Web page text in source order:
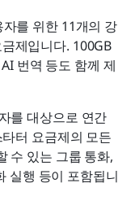
를 위한 11개의 강
제입니다. 100GB
번역 등도 함께 제
를 대상으로 연간
터 요금제의 모든
수 있는 그룹 통화,
실행 등이 포함됩니